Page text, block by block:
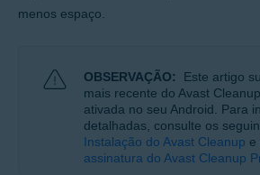
menos espaço.
OBSERVAÇÃO:
Este artigo
mais recente do Avast
ativada no seu Android. Para
detalhadas, consulte os
Instalação do Avast Cleanup e
assinatura do Avast Cleanup